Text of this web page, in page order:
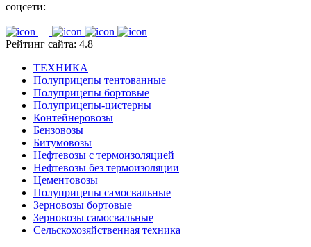
соцсети:
Рейтинг сайта: 4.8
ТЕХНИКА
Полуприцепы тентованные
Полуприцепы бортовые
Полуприцепы-цистерны
Контейнеровозы
Бензовозы
Битумовозы
Нефтевозы с термоизоляцией
Нефтевозы без термоизоляции
Цементовозы
Полуприцепы самосвальные
Зерновозы бортовые
Зерновозы самосвальные
Сельскохозяйственная техника